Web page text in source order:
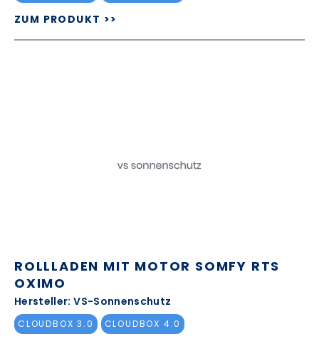
ZUM PRODUKT >>
ROLLLADEN MIT MOTOR SOMFY RTS
OXIMO
Hersteller: VS-Sonnenschutz
CLOUDBOX 3.0 CLOUDBOX 4.0